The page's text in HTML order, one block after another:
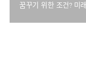
꿈꾸기 위한 조건? 미